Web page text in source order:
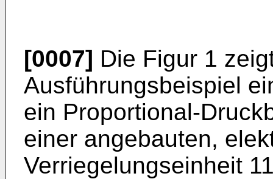
[0007] Die Figur 1
Ausführungsbeispiel
ein Proportional-
einer angebauten,
Verriegelungseinheit